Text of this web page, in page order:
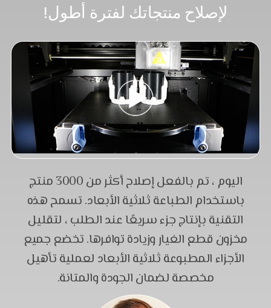
لإصلاح منتجاتك لفترة أطول!
اليوم ، تم بالفعل إصلاح أكثر من 3000 منتج
باستخدام الطباعة ثلاثية الأبعاد. تسمح هذه
التقنية بإنتاج جزء سريعًا عند الطلب ، لتقليل
مخزون قطع الغيار وزيادة توافرها. تخضع جميع
الأجزاء المطبوعة ثلاثية الأبعاد لعملية تأهيل
مخصصة لضمان الجودة والمتانة.